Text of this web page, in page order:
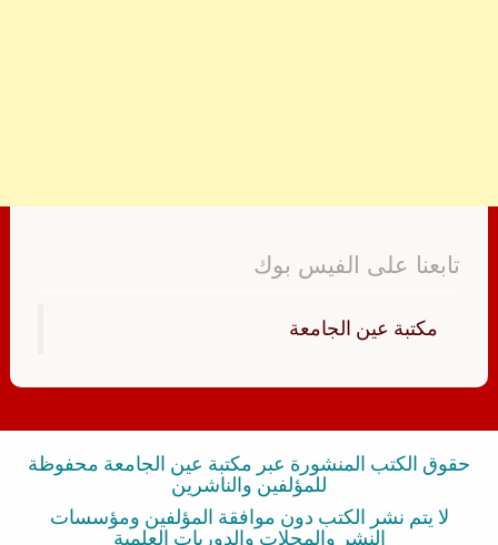
تابعنا على الفيس بوك
‏مكتبة عين الجامعة‏
حقوق الكتب المنشورة عبر مكتبة عين الجامعة محفوظة
للمؤلفين والناشرين
لا يتم نشر الكتب دون موافقة المؤلفين ومؤسسات
النشر والمجلات والدوريات العلمية